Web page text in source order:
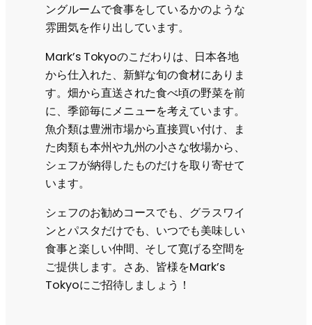
ングルームで食事をしているかのような
雰囲気を作り出しています。
Mark’s Tokyoのこだわりは、日本各地
から仕入れた、新鮮な旬の食材にありま
す。畑から直送された食べ頃の野菜を前
に、季節毎にメニューを考えています。
魚介類は豊洲市場から直接買い付け、ま
た肉類も本州や九州の小さな牧場から、
シェフが納得したものだけを取り寄せて
います。
シェフのお勧めコースでも、グラスワイ
ンとパスタだけでも、いつでも美味しい
食事と楽しい仲間、そして寛げる空間を
ご提供します。さあ、皆様をMark’s
Tokyoにご招待しましょう！